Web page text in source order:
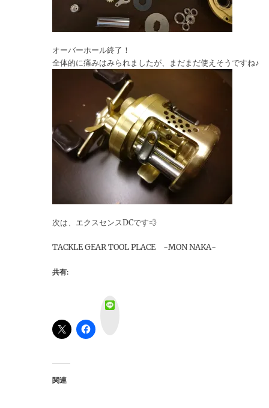
オーバーホール終了！
全体的に痛みはみられましたが、まだまだ使えそうですね♪
次は、エクスセンスDCです💨
TACKLE GEAR TOOL PLACE -MON NAKA-
共有:
関連